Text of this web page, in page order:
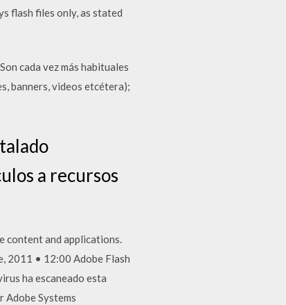
flash files only, as stated
cada vez más habituales
banners, videos etcétera);
a recursos
content and applications.
2011 • 12:00 Adobe Flash
ha escaneado esta
Adobe Systems